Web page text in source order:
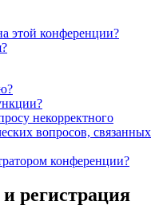
этой конференции?
некорректного
вопросов, связанных
конференции?
регистрация